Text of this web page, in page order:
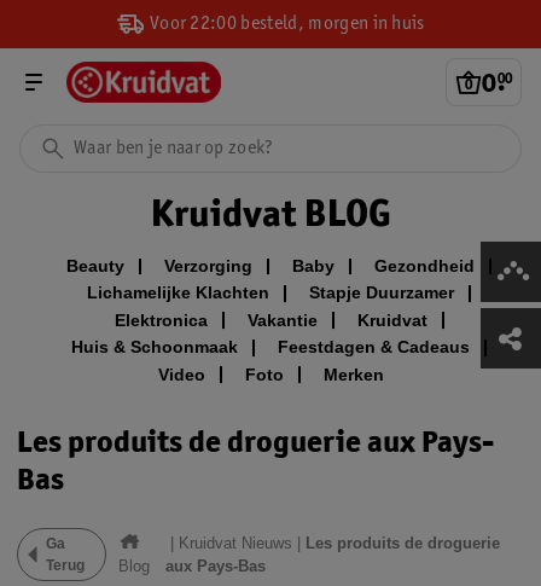
Voor 22:00 besteld, morgen in huis
0.
00
Kruidvat BLOG
Beauty Verzorging Baby
Gezondheid
Lichamelijke Klachten
Stapje Duurzamer
Elektronica
Vakantie
Kruidvat
Huis & Schoonmaak
Feestdagen & Cadeaus
Video
Foto Merken
Les produits de droguerie aux Pays-
Bas
Ga
Terug
Blog
Kruidvat Nieuws
Les produits de droguerie
aux Pays-Bas